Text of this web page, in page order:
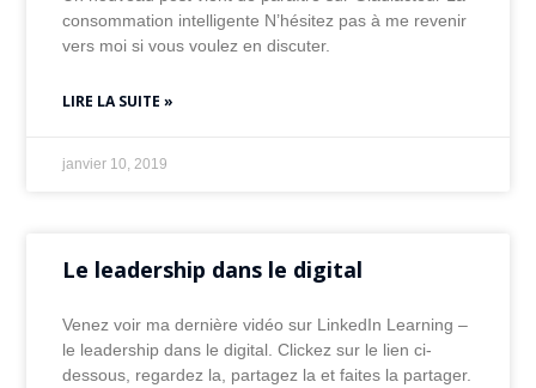
consommation intelligente N’hésitez pas à me revenir
vers moi si vous voulez en discuter.
LIRE LA SUITE »
janvier 10, 2019
Le leadership dans le digital
Venez voir ma dernière vidéo sur LinkedIn Learning –
le leadership dans le digital. Clickez sur le lien ci-
dessous, regardez la, partagez la et faites la partager.